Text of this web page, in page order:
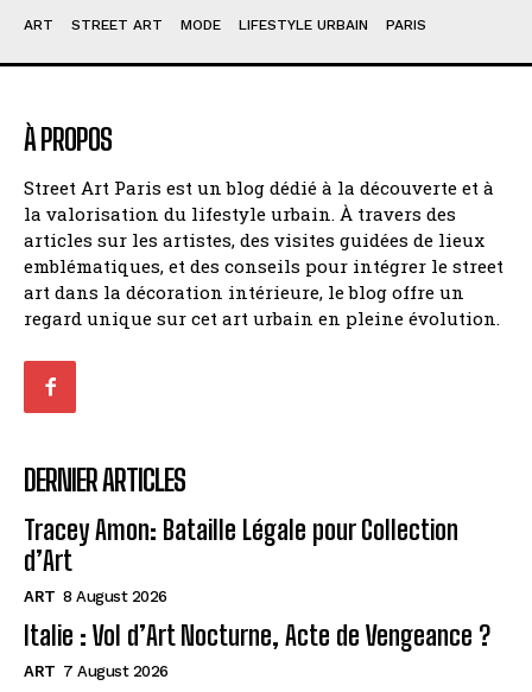
ART STREET ART MODE LIFESTYLE URBAIN PARIS
À PROPOS
Street Art Paris est un blog dédié à la découverte et à
la valorisation du lifestyle urbain. À travers des
articles sur les artistes, des visites guidées de lieux
emblématiques, et des conseils pour intégrer le street
art dans la décoration intérieure, le blog offre un
regard unique sur cet art urbain en pleine évolution.
DERNIER ARTICLES
Tracey Amon: Bataille Légale pour Collection
d’Art
ART 8 August 2026
Italie : Vol d’Art Nocturne, Acte de Vengeance ?
ART 7 August 2026